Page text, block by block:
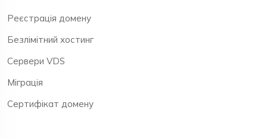
Реєстрація домену
Безлімітний хостинг
Сервери VDS
Міграція
Сертифікат домену